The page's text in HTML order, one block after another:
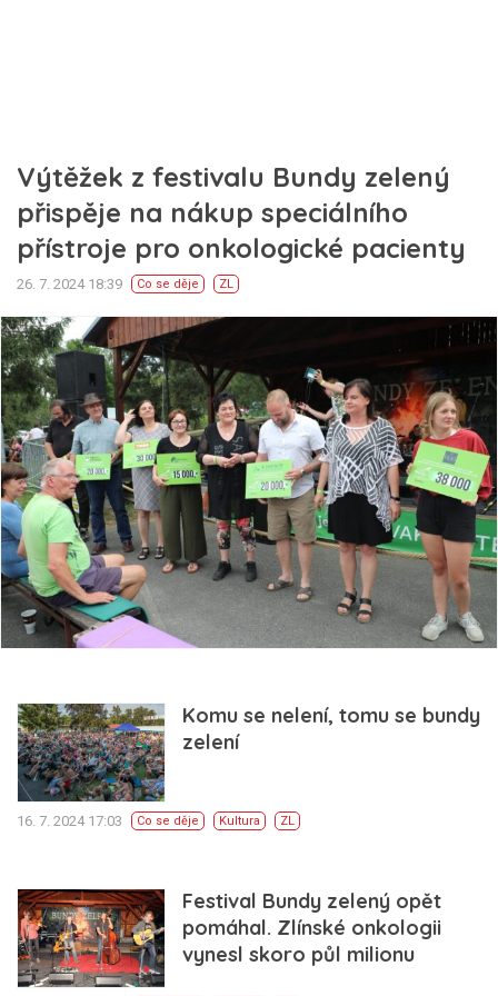
Výtěžek z festivalu Bundy zelený
přispěje na nákup speciálního
přístroje pro onkologické pacienty
26. 7. 2024 18:39 Co se děje ZL
Komu se nelení, tomu se bundy
zelení
16. 7. 2024 17:03 Co se děje Kultura ZL
Festival Bundy zelený opět
pomáhal. Zlínské onkologii
vynesl skoro půl milionu